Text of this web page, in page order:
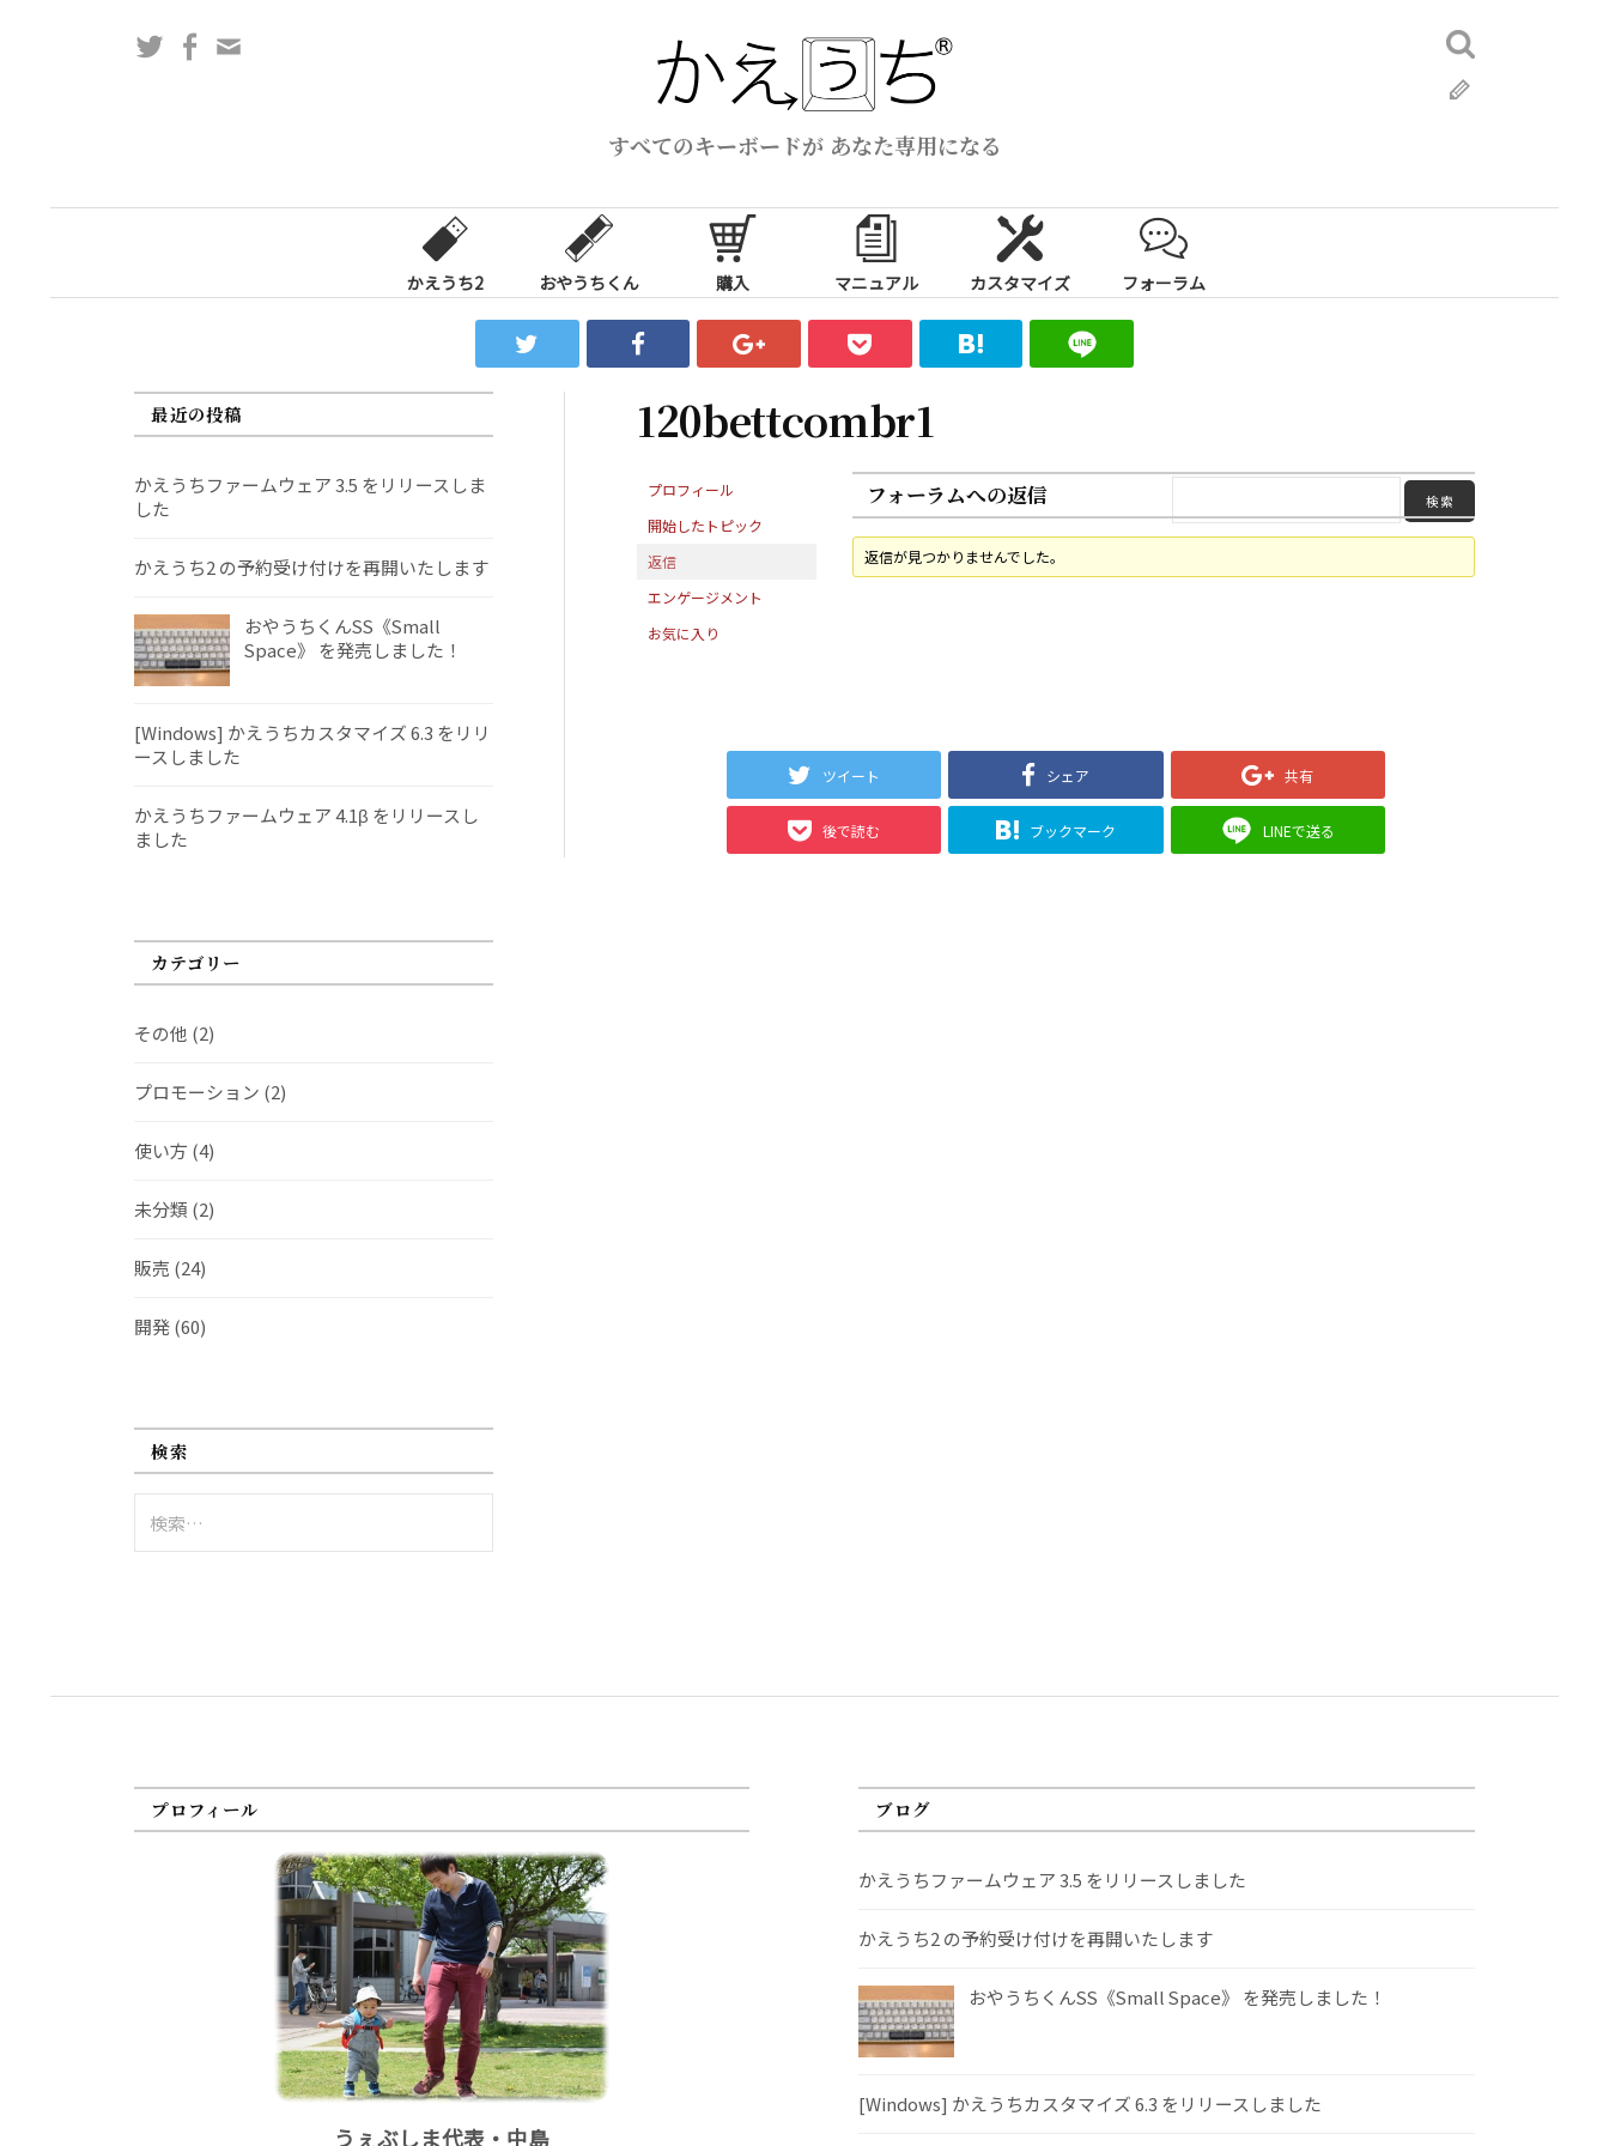
ス
すべてのキーボードが あなた専用になる
TwitterFacebook
検
索:
かえうち2 おやうちくん 購入 マニュアル カスタマイズ フォーラム
120bettcombr1
プロフィール
開始したトピック
返信
エンゲージメント
お気に入り
フォーラムへの返信
返信が見つかりませんでした。
ツイート シェア 共有
後で読む ブックマーク LINEで送る
最近の投稿
かえうちファームウェア 3.5 をリリースしま
した
かえうち2 の予約受け付けを再開いたします
おやうちくんSS《Small
Space》 を発売しました！
[Windows] かえうちカスタマイズ 6.3 をリリ
ースしました
かえうちファームウェア 4.1β をリリースし
ました
カテゴリー
その他 (2)
プロモーション (2)
使い方 (4)
未分類 (2)
販売 (24)
開発(60)
検索
索:
プロフィール
うぇぶしま代表・中島
ブログ
かえうちファームウェア 3.5 をリリースしました
かえうち2 の予約受け付けを再開いたします
おやうちくんSS《Small Space》 を発売しました！
[Windows] かえうちカスタマイズ 6.3 をリリースしました